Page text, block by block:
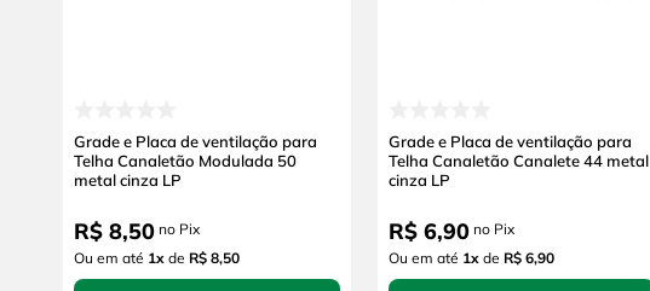
Grade e Placa de ventilação para
Telha Canaletão Modulada 50
metal cinza LP
R$ 8,50 no Pix
Ou em até 1x de R$ 8,50
Grade e Placa de ventilação para
Telha Canaletão Canalete 44 metal
cinza LP
R$ 6,90 no Pix
Ou em até 1x de R$ 6,90